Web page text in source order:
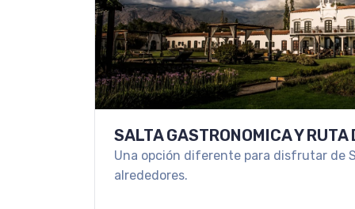
SALTA GASTRONOMICA Y RUTA
Una opción diferente para disfrutar de
alrededores.